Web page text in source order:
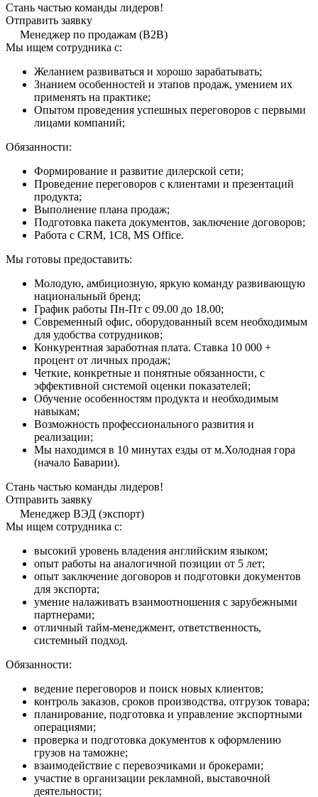
Стань частью команды лидеров!
Отправить заявку
Менеджер по продажам (B2B)
Мы ищем сотрудника с:
Желанием развиваться и хорошо зарабатывать;
Знанием особенностей и этапов продаж, умением их
применять на практике;
Опытом проведения успешных переговоров с первыми
лицами компаний;
Обязанности:
Формирование и развитие дилерской сети;
Проведение переговоров с клиентами и презентаций
продукта;
Выполнение плана продаж;
Подготовка пакета документов, заключение договоров;
Работа с СRM, 1С8, MS Office.
Мы готовы предоставить:
Молодую, амбициозную, яркую команду развивающую
национальный бренд;
График работы Пн-Пт с 09.00 до 18.00;
Современный офис, оборудованный всем необходимым
для удобства сотрудников;
Конкурентная заработная плата. Ставка 10 000 +
процент от личных продаж;
Четкие, конкретные и понятные обязанности, с
эффективной системой оценки показателей;
Обучение особенностям продукта и необходимым
навыкам;
Возможность профессионального развития и
реализации;
Мы находимся в 10 минутах езды от м.Холодная гора
(начало Баварии).
Стань частью команды лидеров!
Отправить заявку
Менеджер ВЭД (экспорт)
Мы ищем сотрудника с:
высокий уровень владения английским языком;
опыт работы на аналогичной позиции от 5 лет;
опыт заключение договоров и подготовки документов
для экспорта;
умение налаживать взаимоотношения с зарубежными
партнерами;
отличный тайм-менеджмент, ответственность,
системный подход.
Обязанности:
ведение переговоров и поиск новых клиентов;
контроль заказов, сроков производства, отгрузок товара;
планирование, подготовка и управление экспортными
операциями;
проверка и подготовка документов к оформлению
грузов на таможне;
взаимодействие с перевозчиками и брокерами;
участие в организации рекламной, выставочной
деятельности;